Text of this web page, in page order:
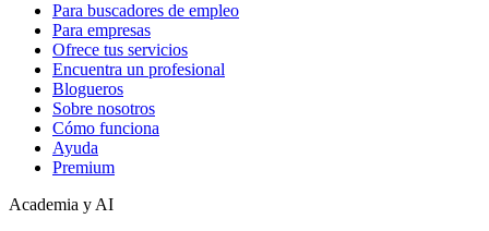
Para buscadores de empleo
Para empresas
Ofrece tus servicios
Encuentra un profesional
Blogueros
Sobre nosotros
Cómo funciona
Ayuda
Premium
Academia y AI